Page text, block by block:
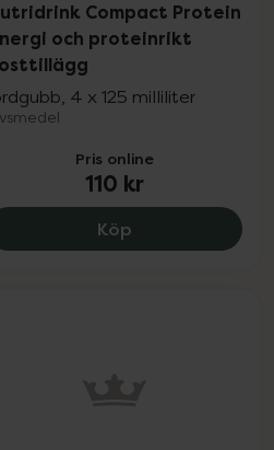
Compact Protein
och proteinrikt
4 x 125 milliliter
Pris online
110 kr
Köp Nutridrink